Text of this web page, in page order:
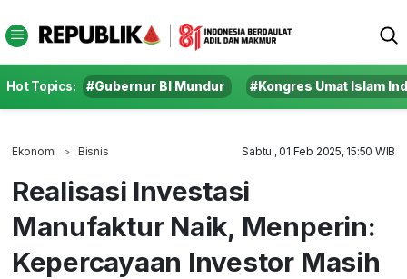
Hot Topics: #Gubernur BI Mundur #Kongres Umat Islam
Ekonomi Bisnis Sabtu , 01 Feb 2025, 15:50 WIB
Realisasi Investasi
Manufaktur Naik, Menperin:
Kepercayaan Investor Masih